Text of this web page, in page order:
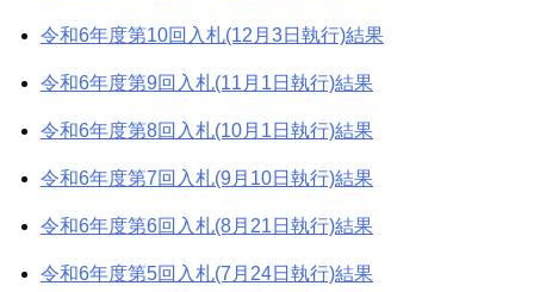
令和6年度第10回入札(12月3日執行)結果
令和6年度第9回入札(11月1日執行)結果
令和6年度第8回入札(10月1日執行)結果
令和6年度第7回入札(9月10日執行)結果
令和6年度第6回入札(8月21日執行)結果
令和6年度第5回入札(7月24日執行)結果